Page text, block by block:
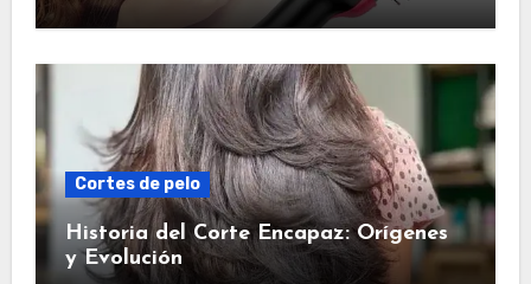
Cortes de pelo
Historia del Corte Encapaz: Orígenes
y Evolución